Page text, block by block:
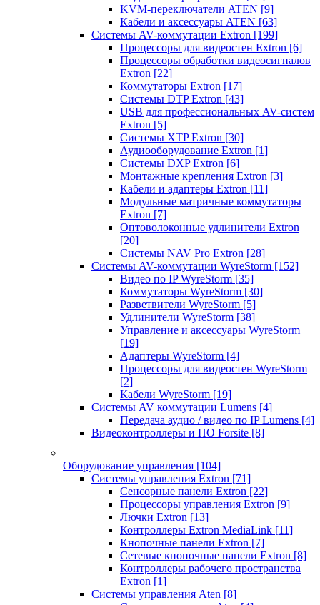
KVM-переключатели ATEN [9]
Кабели и аксессуары ATEN [63]
Системы AV-коммутации Extron [199]
Процессоры для видеостен Extron [6]
Процессоры обработки видеосигналов
Extron [22]
Коммутаторы Extron [17]
Системы DTP Extron [43]
USB для профессиональных AV-систем
Extron [5]
Системы XTP Extron [30]
Аудиооборудование Extron [1]
Системы DXP Extron [6]
Монтажные крепления Extron [3]
Кабели и адаптеры Extron [11]
Модульные матричные коммутаторы
Extron [7]
Оптоволоконные удлинители Extron
[20]
Системы NAV Pro Extron [28]
Системы AV-коммутации WyreStorm [152]
Видео по IP WyreStorm [35]
Коммутаторы WyreStorm [30]
Разветвители WyreStorm [5]
Удлинители WyreStorm [38]
Управление и аксессуары WyreStorm
[19]
Адаптеры WyreStorm [4]
Процессоры для видеостен WyreStorm
[2]
Кабели WyreStorm [19]
Системы AV коммутации Lumens [4]
Передача аудио / видео по IP Lumens [4]
Видеоконтроллеры и ПО Forsite [8]
Оборудование управления [104]
Системы управления Extron [71]
Сенсорные панели Extron [22]
Процессоры управления Extron [9]
Лючки Extron [13]
Контроллеры Extron MediaLink [11]
Кнопочные панели Extron [7]
Сетевые кнопочные панели Extron [8]
Контроллеры рабочего пространства
Extron [1]
Системы управления Aten [8]